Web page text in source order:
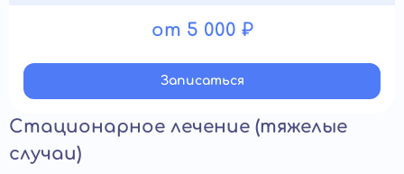
от 5 000 ₽
Записатьcя
Стационарное лечение (тяжелые
случаи)